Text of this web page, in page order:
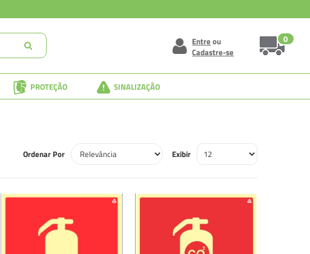
0
Entreou
Cadastre-se
PROTEÇÃO SINALIZAÇÃO
Exibir
Ordenar Por